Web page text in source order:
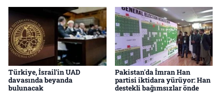
Türkiye, İsrail'in UAD
davasında beyanda
bulunacak
Pakistan'da İmran Han
partisi iktidara yürüyor: Han
destekli bağımsızlar önde